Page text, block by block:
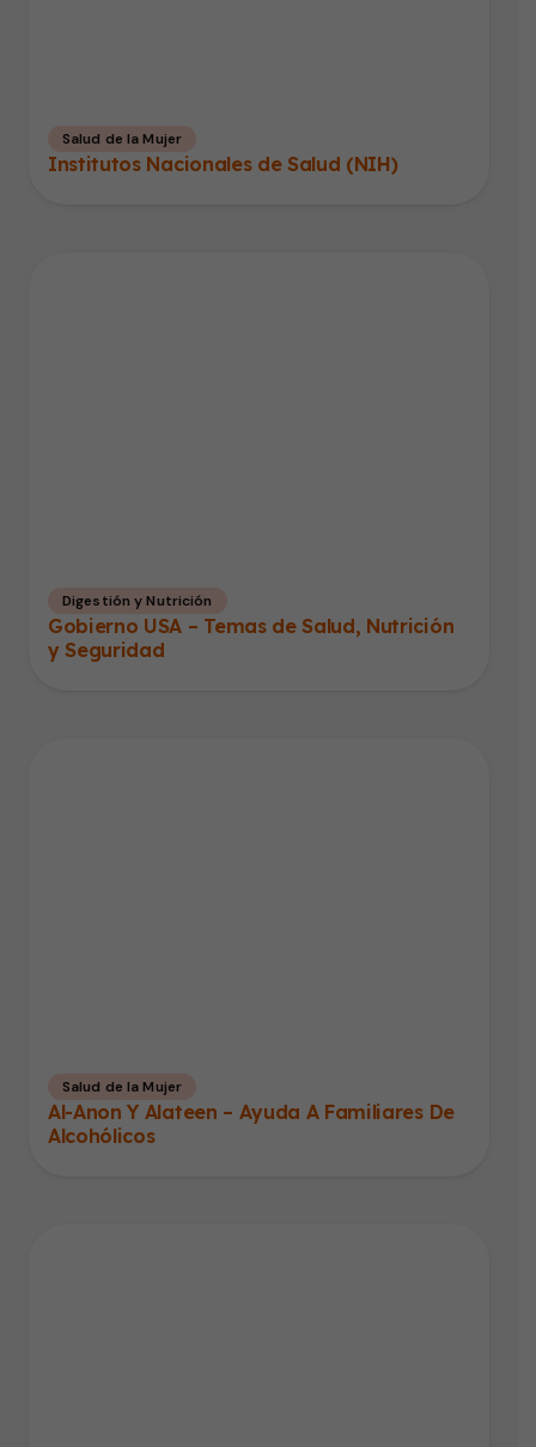
Salud de la Mujer
Institutos Nacionales de Salud (NIH)
Digestión y Nutrición
Gobierno USA – Temas de Salud, Nutrición
y Seguridad
Salud de la Mujer
Al-Anon Y Alateen – Ayuda A Familiares De
Alcohólicos